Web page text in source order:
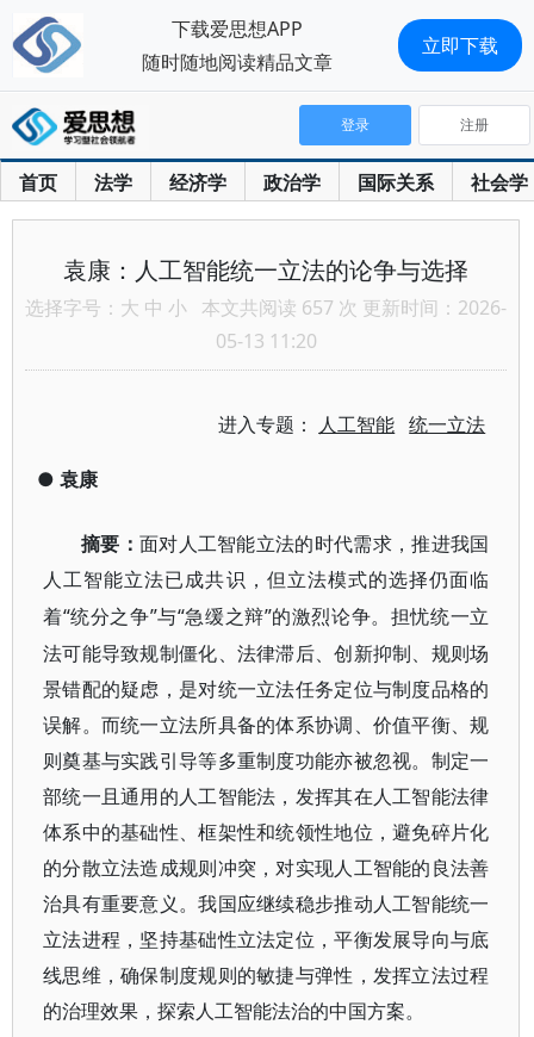
首页 法学 经济学 政治学 国际关系 社会学
登录 注册
袁康：人工智能统一立法的论争与选择
选择字号： 大 中 小 本文共阅读 657 次 更新时间：2026-
05-13 11:20
进入专题： 人工智能 统一立法
● 袁康
摘要： 面对人工智能立法的时代需求，推进我国
人工智能立法已成共识，但立法模式的选择仍面临
着“统分之争”与“急缓之辩”的激烈论争。担忧统一立
法可能导致规制僵化、法律滞后、创新抑制、规则场
景错配的疑虑，是对统一立法任务定位与制度品格的
误解。而统一立法所具备的体系协调、价值平衡、规
则奠基与实践引导等多重制度功能亦被忽视。制定一
部统一且通用的人工智能法，发挥其在人工智能法律
体系中的基础性、框架性和统领性地位，避免碎片化
的分散立法造成规则冲突，对实现人工智能的良法善
治具有重要意义。我国应继续稳步推动人工智能统一
立法进程，坚持基础性立法定位，平衡发展导向与底
线思维，确保制度规则的敏捷与弹性，发挥立法过程
的治理效果，探索人工智能法治的中国方案。
下载爱思想APP
随时随地阅读精品文章
立即下载